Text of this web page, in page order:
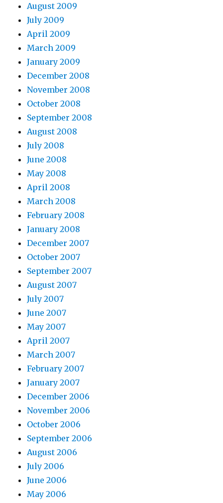
August 2009
July 2009
April 2009
March 2009
January 2009
December 2008
November 2008
October 2008
September 2008
August 2008
July 2008
June 2008
May 2008
April 2008
March 2008
February 2008
January 2008
December 2007
October 2007
September 2007
August 2007
July 2007
June 2007
May 2007
April 2007
March 2007
February 2007
January 2007
December 2006
November 2006
October 2006
September 2006
August 2006
July 2006
June 2006
May 2006